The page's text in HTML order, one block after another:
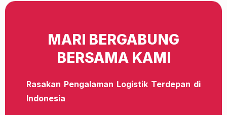
MARI BERGABUNG
BERSAMA KAMI
Rasakan Pengalaman Logistik Terdepan di
Indonesia